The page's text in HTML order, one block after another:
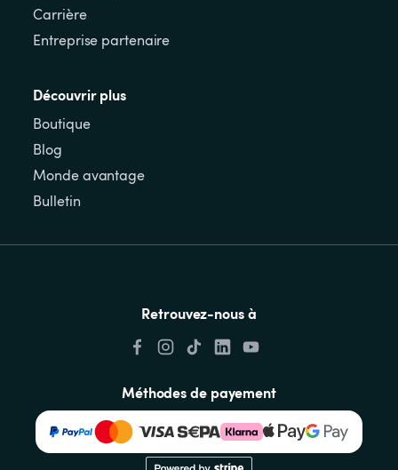
Carrière
Entreprise partenaire
Découvrir plus
Boutique
Blog
Monde avantage
Bulletin
Retrouvez-nous à
Méthodes de payement